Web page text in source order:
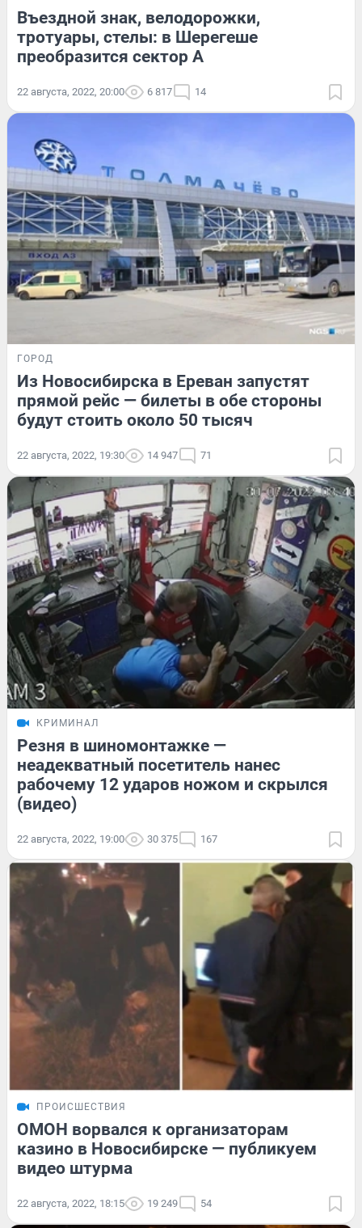
Въездной знак, велодорожки,
тротуары, стелы: в Шерегеше
преобразится сектор A
22 августа, 2022, 20:00 6 817 14
ГОРОД
Из Новосибирска в Ереван запустят
прямой рейс — билеты в обе стороны
будут стоить около 50 тысяч
22 августа, 2022, 19:30 14 947 71
КРИМИНАЛ
Резня в шиномонтажке —
неадекватный посетитель нанес
рабочему 12 ударов ножом и скрылся
(видео)
22 августа, 2022, 19:00 30 375 167
ПРОИСШЕСТВИЯ
ОМОН ворвался к организаторам
казино в Новосибирске — публикуем
видео штурма
22 августа, 2022, 18:15 19 249 54